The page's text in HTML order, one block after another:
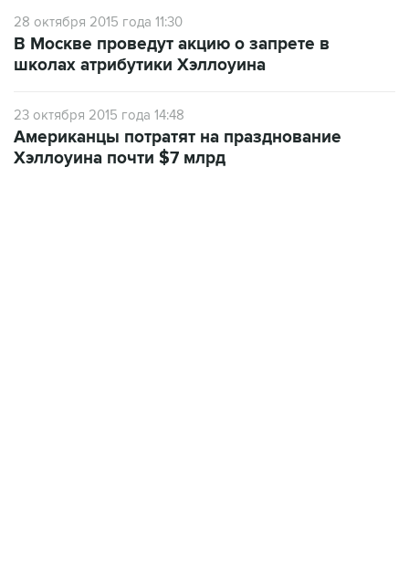
28 октября 2015 года 11:30
В Москве проведут акцию о запрете в
школах атрибутики Хэллоуина
23 октября 2015 года 14:48
Американцы потратят на празднование
Хэллоуина почти $7 млрд